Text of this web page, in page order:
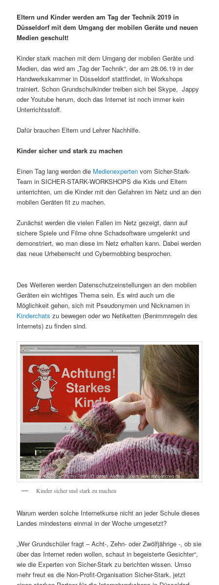
Eltern und Kinder werden am Tag der Technik 2019 in
Düsseldorf mit dem Umgang der mobilen Geräte und neuen
Medien geschult!
Kinder stark machen mit dem Umgang der mobilen Geräte und
Medien, das wird am „Tag der Technik“, der am 28.06.19 in der
Handwerkskammer in Düsseldorf stattfindet, in Workshops
trainiert. Schon Grundschulkinder treiben sich bei Skype, Jappy
oder Youtube herum, doch das Internet ist noch immer kein
Unterrichtsstoff.
Dafür brauchen Eltern und Lehrer Nachhilfe.
Kinder sicher und stark zu machen
Einen Tag lang werden die Medienexperten vom Sicher-Stark-
Team in SICHER-STARK-WORKSHOPS die Kids und Eltern
unterrichten, um die Kinder mit den Gefahren im Netz und an den
mobilen Geräten fit zu machen.
Zunächst werden die vielen Fallen im Netz gezeigt, dann auf
sichere Spiele und Filme ohne Schadsoftware umgelenkt und
demonstriert, wo man diese im Netz erhalten kann. Dabei werden
das neue Urheberrecht und Cybermobbing besprochen.
Des Weiteren werden Datenschutzeinstellungen an den mobilen
Geräten ein wichtiges Thema sein. Es wird auch um die
Möglichkeit gehen, sich mit Pseudonymen und Nicknamen in
Kinderchats zu bewegen oder wo Netiketten (Benimmregeln des
Internets) zu finden sind.
Kinder sicher und stark zu machen
Warum werden solche Internetkurse nicht an jeder Schule dieses
Landes mindestens einmal in der Woche umgesetzt?
„Wer Grundschüler fragt – Acht-, Zehn- oder Zwölfjährige -, ob sie
über das Internet reden wollen, schaut in begeisterte Gesichter“,
wie die Experten von Sicher-Stark zu berichten wissen. Umso
mehr freut es die Non-Profit-Organisation Sicher-Stark, jetzt